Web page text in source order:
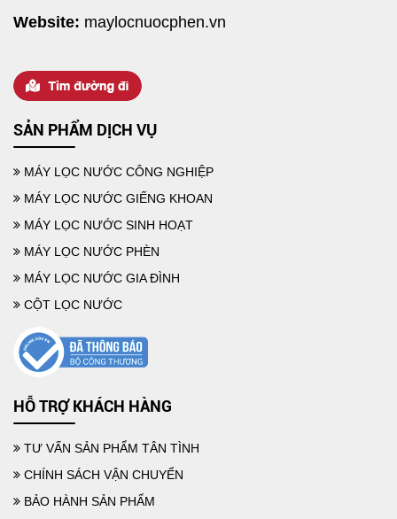
Website: maylocnuocphen.vn
SẢN PHẨM DỊCH VỤ
MÁY LỌC NƯỚC CÔNG NGHIỆP
MÁY LỌC NƯỚC GIẾNG KHOAN
MÁY LỌC NƯỚC SINH HOẠT
MÁY LỌC NƯỚC PHÈN
MÁY LỌC NƯỚC GIA ĐÌNH
CỘT LỌC NƯỚC
HỖ TRỢ KHÁCH HÀNG
TƯ VẤN SẢN PHẨM TÂN TÌNH
CHÍNH SÁCH VẬN CHUYỂN
BẢO HÀNH SẢN PHẨM